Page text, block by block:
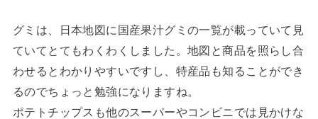
グミは、日本地図に国産果汁グミの一覧が載っていて見
ていてとてもわくわくしました。地図と商品を照らし合
わせるとわかりやすいですし、特産品も知ることができ
るのでちょっと勉強になりますね。
ポテトチップスも他のスーパーやコンビニでは見かけな